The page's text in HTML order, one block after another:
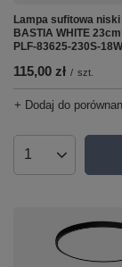
Lampa sufitowa
BASTIA WHITE
PLF-83625-230S-
115,00 zł / szt.
+ Dodaj do
Ilość produktów